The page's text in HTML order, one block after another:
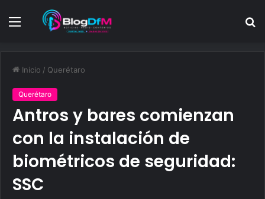
Menu
Inicio / Querétaro
Querétaro
Antros y bares comienzan
con la instalación de
biométricos de seguridad:
SSC